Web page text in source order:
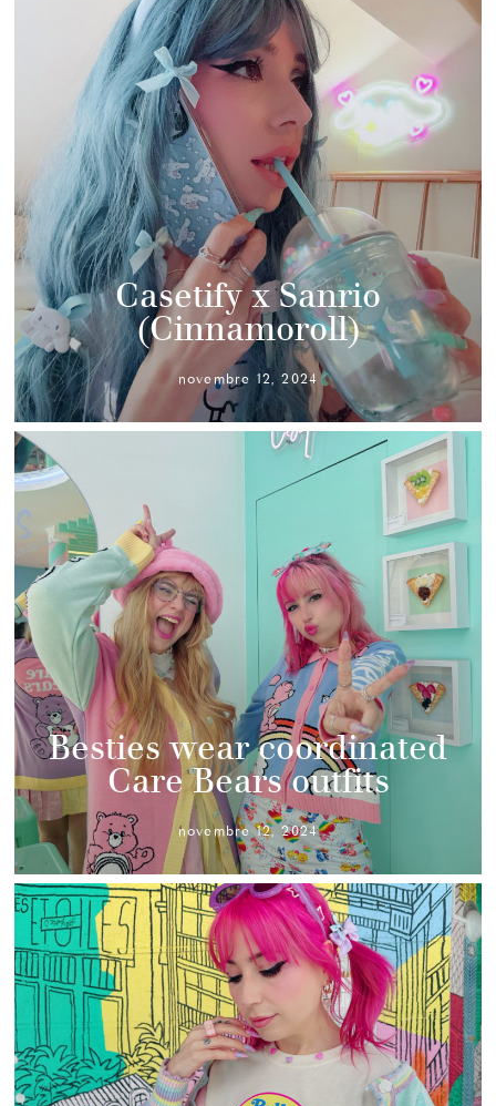
Casetify x Sanrio
(Cinnamoroll)
novembre 12, 2024
Besties wear coordinated
Care Bears outfits
novembre 12, 2024